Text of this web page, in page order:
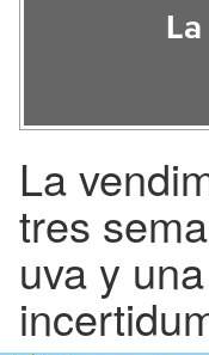
La
tres
uva y